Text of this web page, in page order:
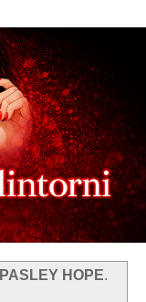
PASLEY HOPE.